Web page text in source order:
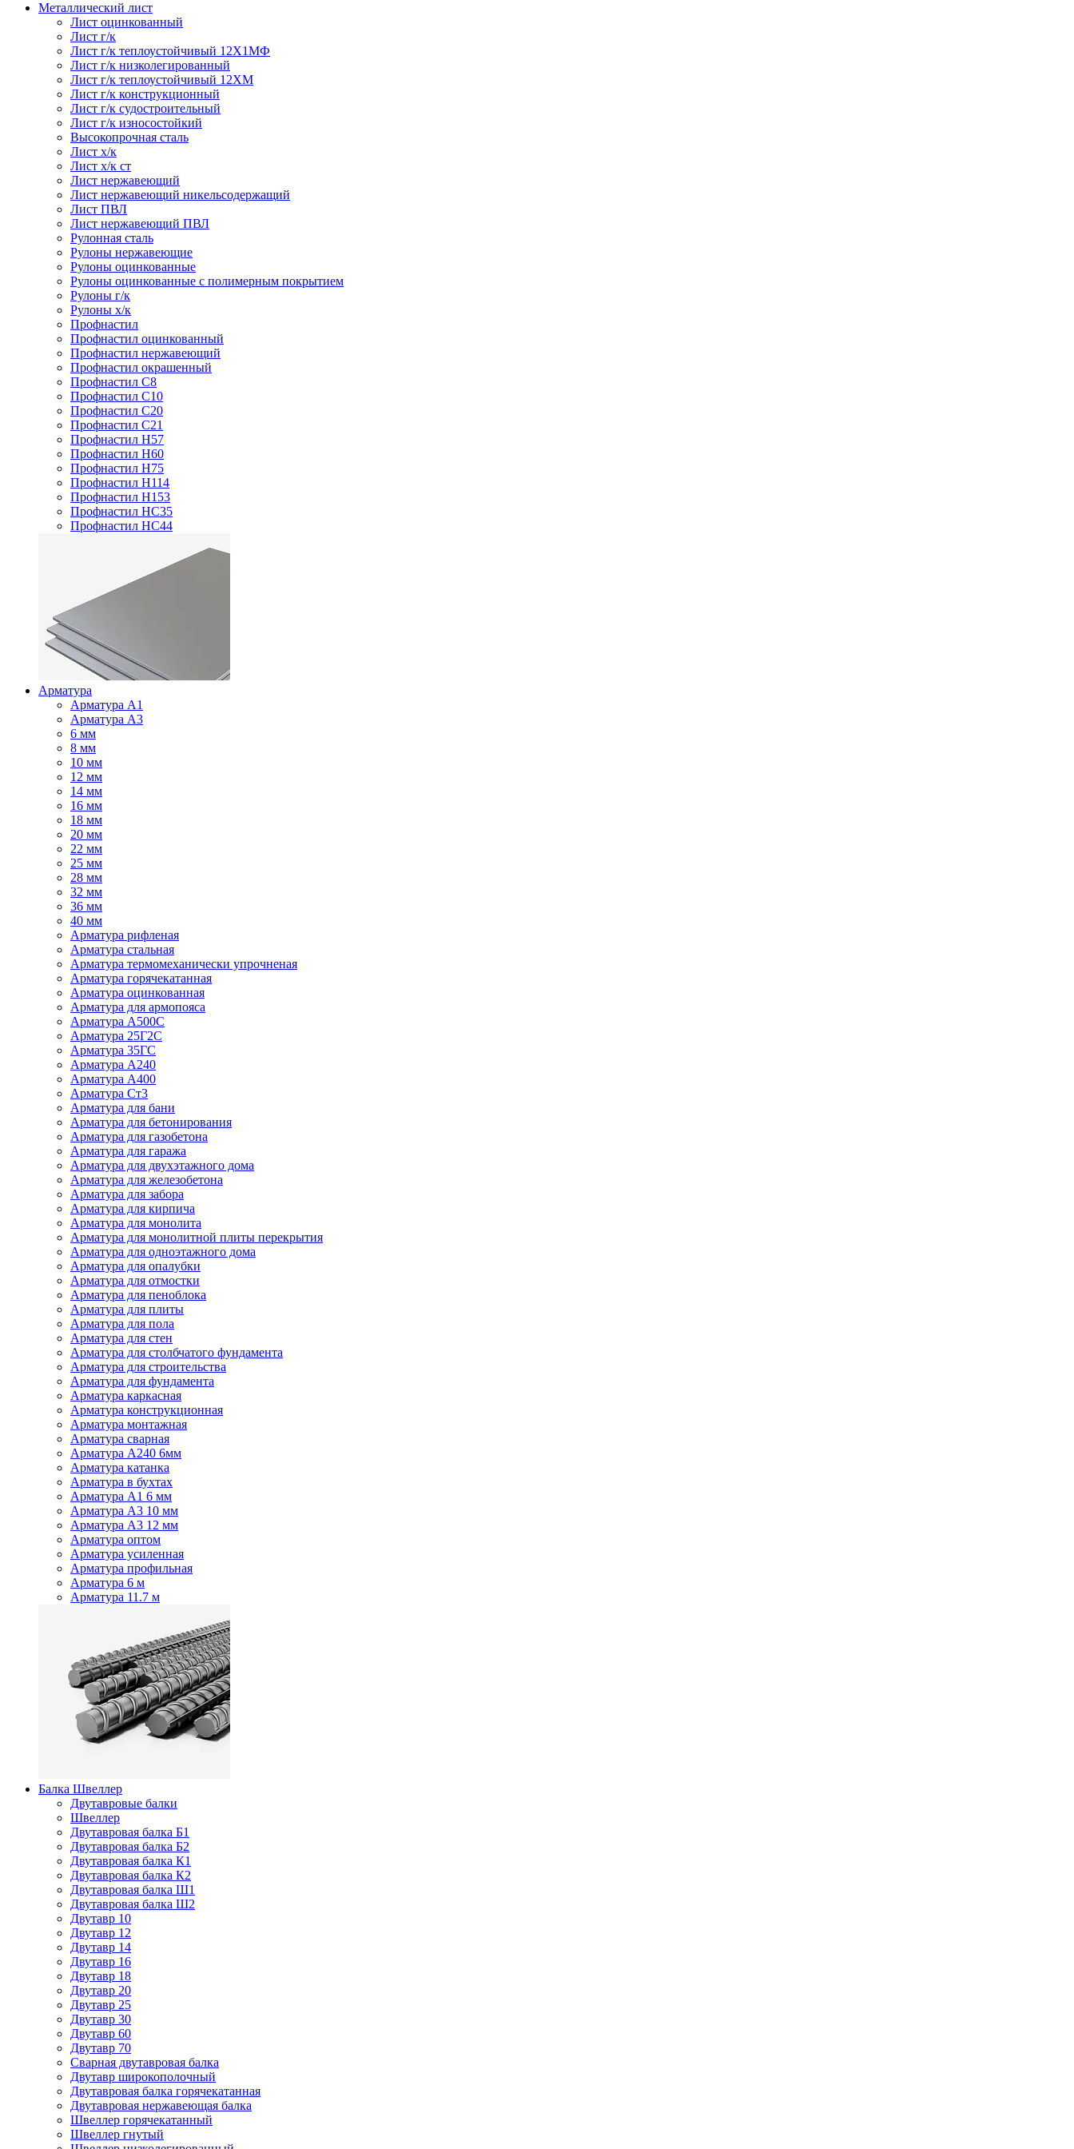
Металлический лист
Лист оцинкованный
Лист г/к
Лист г/к теплоустойчивый 12Х1МФ
Лист г/к низколегированный
Лист г/к теплоустойчивый 12ХМ
Лист г/к конструкционный
Лист г/к судостроительный
Лист г/к износостойкий
Высокопрочная сталь
Лист х/к
Лист х/к ст
Лист нержавеющий
Лист нержавеющий никельсодержащий
Лист ПВЛ
Лист нержавеющий ПВЛ
Рулонная сталь
Рулоны нержавеющие
Рулоны оцинкованные
Рулоны оцинкованные с полимерным покрытием
Рулоны г/к
Рулоны х/к
Профнастил
Профнастил оцинкованный
Профнастил нержавеющий
Профнастил окрашенный
Профнастил С8
Профнастил С10
Профнастил С20
Профнастил С21
Профнастил Н57
Профнастил Н60
Профнастил Н75
Профнастил Н114
Профнастил Н153
Профнастил НС35
Профнастил НС44
Арматура
Арматура А1
Арматура А3
6 мм
8 мм
10 мм
12 мм
14 мм
16 мм
18 мм
20 мм
22 мм
25 мм
28 мм
32 мм
36 мм
40 мм
Арматура рифленая
Арматура стальная
Арматура термомеханически упрочненая
Арматура горячекатанная
Арматура оцинкованная
Арматура для армопояса
Арматура A500С
Арматура 25Г2С
Арматура 35ГС
Арматура А240
Арматура А400
Арматура Ст3
Арматура для бани
Арматура для бетонирования
Арматура для газобетона
Арматура для гаража
Арматура для двухэтажного дома
Арматура для железобетона
Арматура для забора
Арматура для кирпича
Арматура для монолита
Арматура для монолитной плиты перекрытия
Арматура для одноэтажного дома
Арматура для опалубки
Арматура для отмостки
Арматура для пеноблока
Арматура для плиты
Арматура для пола
Арматура для стен
Арматура для столбчатого фундамента
Арматура для строительства
Арматура для фундамента
Арматура каркасная
Арматура конструкционная
Арматура монтажная
Арматура сварная
Арматура А240 6мм
Арматура катанка
Арматура в бухтах
Арматура А1 6 мм
Арматура А3 10 мм
Арматура А3 12 мм
Арматура оптом
Арматура усиленная
Арматура профильная
Арматура 6 м
Арматура 11.7 м
Балка Швеллер
Двутавровые балки
Швеллер
Двутавровая балка Б1
Двутавровая балка Б2
Двутавровая балка К1
Двутавровая балка К2
Двутавровая балка Ш1
Двутавровая балка Ш2
Двутавр 10
Двутавр 12
Двутавр 14
Двутавр 16
Двутавр 18
Двутавр 20
Двутавр 25
Двутавр 30
Двутавр 60
Двутавр 70
Сварная двутавровая балка
Двутавр широкополочный
Двутавровая балка горячекатанная
Двутавровая нержавеющая балка
Швеллер горячекатанный
Швеллер гнутый